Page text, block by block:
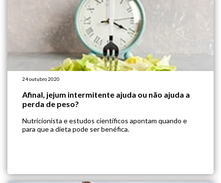
24 outubro 2020
Afinal, jejum intermitente ajuda ou não ajuda a
perda de peso?
Nutricionista e estudos científicos apontam quando e
para que a dieta pode ser benéfica.